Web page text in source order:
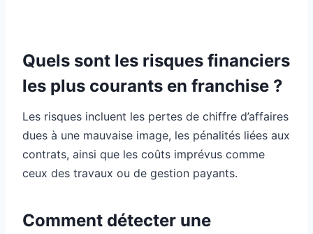
Quels sont les risques financiers
les plus courants en franchise ?
Les risques incluent les pertes de chiffre d’affaires
dues à une mauvaise image, les pénalités liées aux
contrats, ainsi que les coûts imprévus comme
ceux des travaux ou de gestion payants.
Comment détecter une